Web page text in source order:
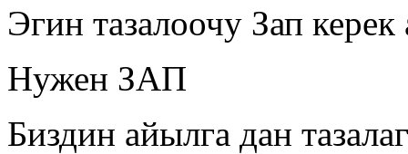
Эгин тазалоочу Зап керек
Нужен ЗАП
Биздин айылга дан